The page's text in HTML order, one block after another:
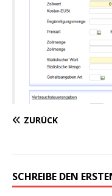
ZURÜCK
SCHREIBE DEN